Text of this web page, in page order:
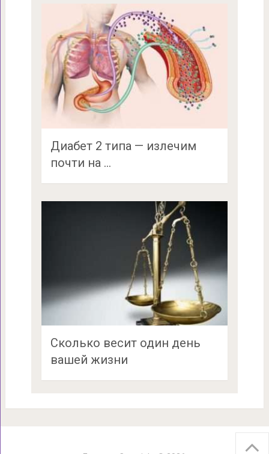
Диабет 2 типа — излечим
почти на …
Сколько весит один день
вашей жизни